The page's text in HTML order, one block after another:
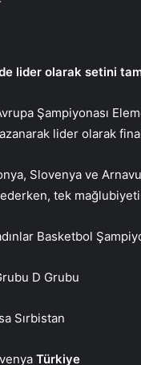
lider olarak setini
Şampiyonası
lider olarak
Slovenya ve
tek
Basketbol
D Grubu
Sırbistan
Türkiye